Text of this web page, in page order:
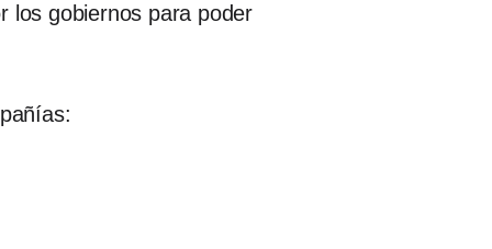
los gobiernos para poder